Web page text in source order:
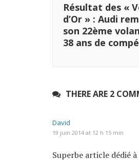
Résultat des «
d’Or » : Audi
son 22ème
38 ans de
THERE ARE 2
David
19 juin 2014 at 12 h 15 min
Superbe article dédié